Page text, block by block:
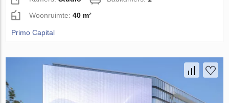
Woonruimte:40 m²
Primo Capital